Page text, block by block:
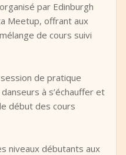
par Edinburgh
Meetup, offrant aux
de cours suivi
de pratique
à s’échauffer et
début des cours
niveaux débutants aux